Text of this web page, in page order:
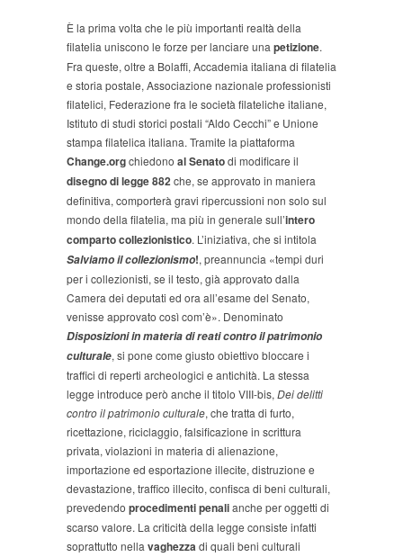
È la prima volta che le più importanti realtà della
filatelia uniscono le forze per lanciare una petizione.
Fra queste, oltre a Bolaffi, Accademia italiana di filatelia
e storia postale, Associazione nazionale professionisti
filatelici, Federazione fra le società filateliche italiane,
Istituto di studi storici postali “Aldo Cecchi” e Unione
stampa filatelica italiana. Tramite la piattaforma
Change.orgchiedono al Senatodi modificare il
disegno di legge 882che, se approvato in maniera
definitiva, comporterà gravi ripercussioni non solo sul
mondo della filatelia, ma più in generale sull’intero
comparto collezionistico. L’iniziativa, che si intitola
Salviamo ilcollezionismo!, preannuncia «tempi duri
per i collezionisti, se il testo, già approvato dalla
Camera dei deputati ed ora all’esame del Senato,
venisse approvato così com’è». Denominato
Disposizioni in materia di reati contro il patrimonio
culturale, si pone come giusto obiettivo bloccare i
traffici di reperti archeologici e antichità. La stessa
legge introduce però anche il titolo VIII-bis, Dei delitti
contro il patrimonio culturale, che tratta di furto,
ricettazione, riciclaggio, falsificazione in scrittura
privata, violazioni in materia di alienazione,
importazione ed esportazione illecite, distruzione e
devastazione, traffico illecito, confisca di beni culturali,
prevedendo procedimenti penalianche per oggetti di
scarso valore. La criticità della legge consiste infatti
soprattutto nella vaghezzadi quali beni culturali